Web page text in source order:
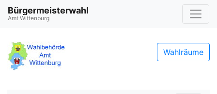
Bürgermeisterwahl
Amt Wittenburg
Wahlräume